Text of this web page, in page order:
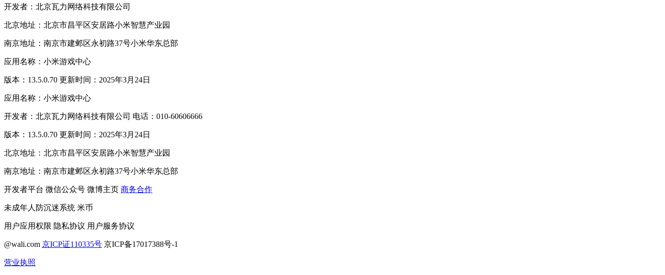
开发者：北京瓦力网络科技有限公司
北京地址：北京市昌平区安居路小米智慧产业园
南京地址：南京市建邺区永初路37号小米华东总部
应用名称：小米游戏中心
版本：13.5.0.70 更新时间：2025年3月24日
应用名称：小米游戏中心
开发者：北京瓦力网络科技有限公司 电话：010-60606666
版本：13.5.0.70 更新时间：2025年3月24日
北京地址：北京市昌平区安居路小米智慧产业园
南京地址：南京市建邺区永初路37号小米华东总部
开发者平台 微信公众号 微博主页 商务合作
未成年人防沉迷系统 米币
用户应用权限 隐私协议 用户服务协议
@wali.com 京ICP证110335号 京ICP备17017388号-1
营业执照